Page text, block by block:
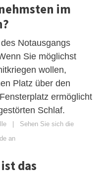
im
Notausgangs
Sie möglichst
wollen,
Platz über den
ermöglicht
Schlaf.
| Sehen Sie sich die
an
das